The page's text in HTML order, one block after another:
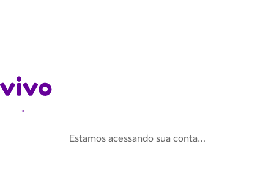
Estamos acessando sua conta…